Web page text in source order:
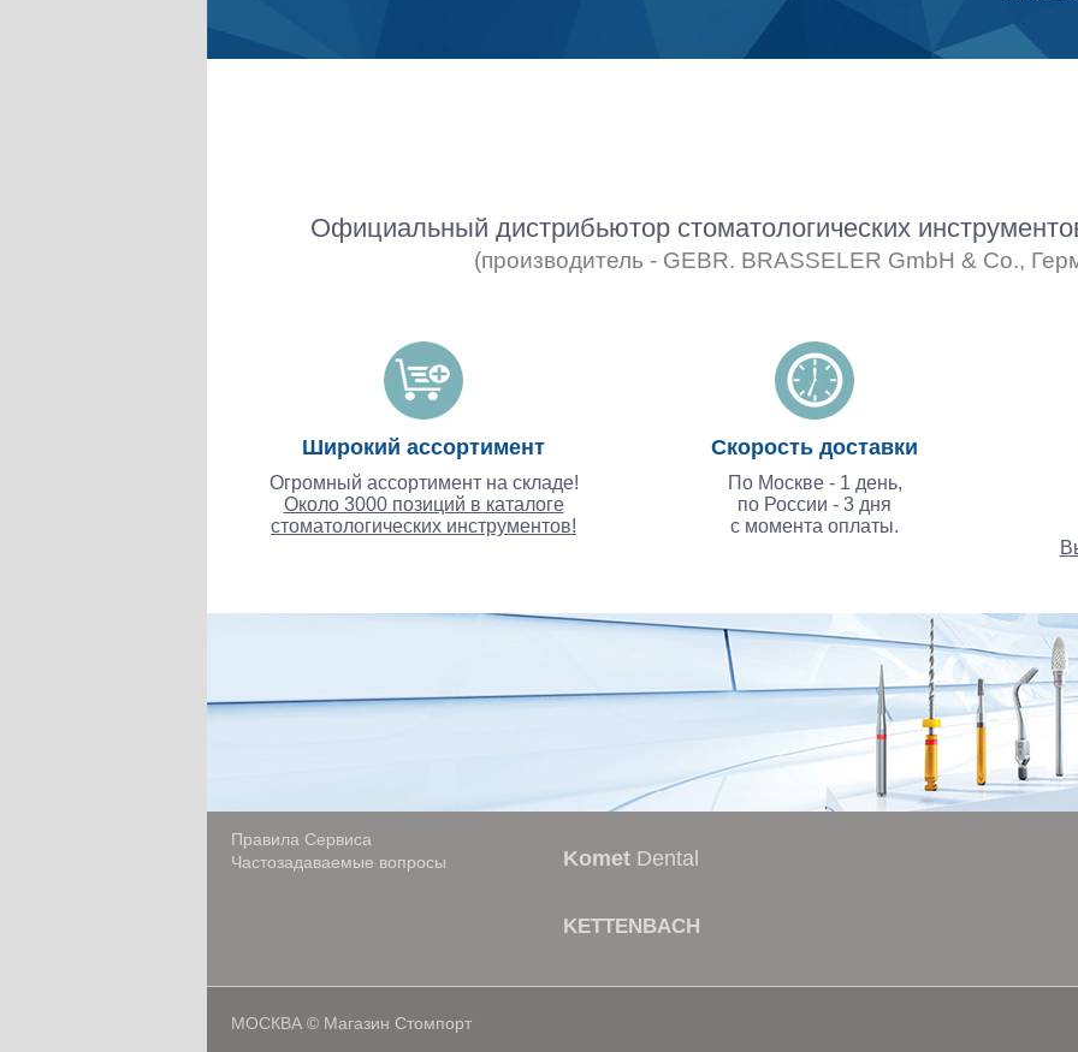
Официальный дистрибьютор стоматологических
(производитель - GEBR. BRASSELER GmbH & Co.,
Широкий ассортимент
Огромный ассортимент на складе!
Около 3000 позиций в каталоге
стоматологических инструментов!
Скорость доставки
По Москве - 1 день,
по России - 3 дня
с момента оплаты.
Правила Сервиса
Частозадаваемые вопросы
Komet Dental
KETTENBACH
МОСКВА © Магазин Стомпорт